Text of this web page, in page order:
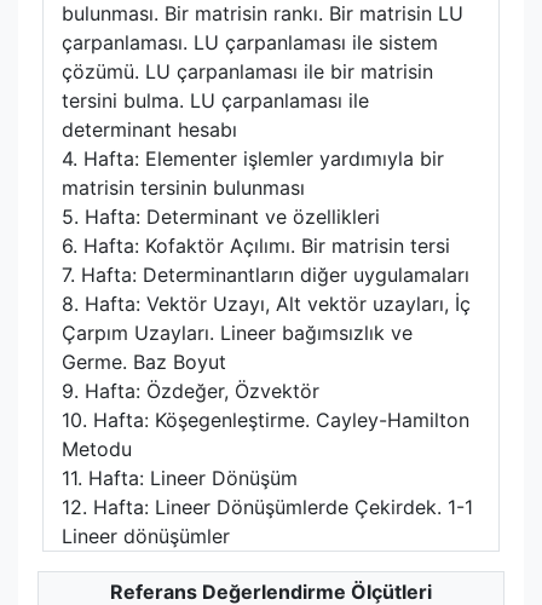
bulunması. Bir matrisin rankı. Bir matrisin LU
çarpanlaması. LU çarpanlaması ile sistem
çözümü. LU çarpanlaması ile bir matrisin
tersini bulma. LU çarpanlaması ile
determinant hesabı
4. Hafta: Elementer işlemler yardımıyla bir
matrisin tersinin bulunması
5. Hafta: Determinant ve özellikleri
6. Hafta: Kofaktör Açılımı. Bir matrisin tersi
7. Hafta: Determinantların diğer uygulamaları
8. Hafta: Vektör Uzayı, Alt vektör uzayları, İç
Çarpım Uzayları. Lineer bağımsızlık ve
Germe. Baz Boyut
9. Hafta: Özdeğer, Özvektör
10. Hafta: Köşegenleştirme. Cayley-Hamilton
Metodu
11. Hafta: Lineer Dönüşüm
12. Hafta: Lineer Dönüşümlerde Çekirdek. 1-1
Lineer dönüşümler
Referans Değerlendirme Ölçütleri